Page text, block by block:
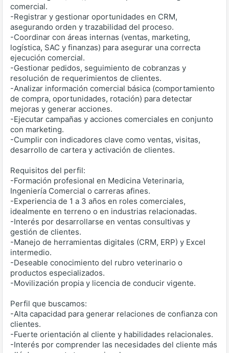
comercial.
-Registrar y gestionar oportunidades en CRM,
asegurando orden y trazabilidad del proceso.
-Coordinar con áreas internas (ventas, marketing,
logística, SAC y finanzas) para asegurar una correcta
ejecución comercial.
-Gestionar pedidos, seguimiento de cobranzas y
resolución de requerimientos de clientes.
-Analizar información comercial básica (comportamiento
de compra, oportunidades, rotación) para detectar
mejoras y generar acciones.
-Ejecutar campañas y acciones comerciales en conjunto
con marketing.
-Cumplir con indicadores clave como ventas, visitas,
desarrollo de cartera y activación de clientes.
Requisitos del perfil:
-Formación profesional en Medicina Veterinaria,
Ingeniería Comercial o carreras afines.
-Experiencia de 1 a 3 años en roles comerciales,
idealmente en terreno o en industrias relacionadas.
-Interés por desarrollarse en ventas consultivas y
gestión de clientes.
-Manejo de herramientas digitales (CRM, ERP) y Excel
intermedio.
-Deseable conocimiento del rubro veterinario o
productos especializados.
-Movilización propia y licencia de conducir vigente.
Perfil que buscamos:
-Alta capacidad para generar relaciones de confianza con
clientes.
-Fuerte orientación al cliente y habilidades relacionales.
-Interés por comprender las necesidades del cliente más